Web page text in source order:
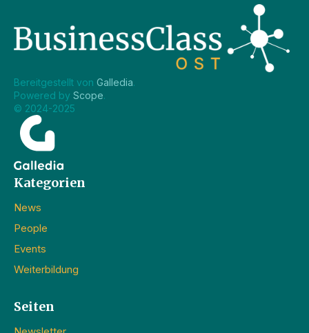
Bereitgestellt von Galledia.
Powered by Scope.
© 2024-2025
Kategorien
News
People
Events
Weiterbildung
Seiten